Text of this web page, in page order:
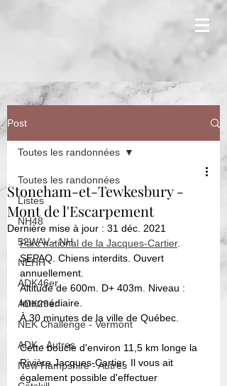
Post
Toutes les randonnées
Listes
NH48
52WAV - NH
NEHH
ADK46er
ADK29er
NEK Challenge - Vermont
ADK - Autres
New Hampshire - Autres
Toutes les randonnées
Stoneham-et-Tewkesbury -
Mont de l'Escarpement
Dernière mise à jour : 31 déc. 2021
Parc national de la Jacques-Cartier.
SEPAQ. Chiens interdits. Ouvert
annuellement.
Altitude de 600m. D+ 403m. Niveau :
Intermédiaire.
À 30 minutes de la ville de Québec.
Cette boucle d'environ 11,5 km longe la
Rivière Jacques-Cartier. Il vous ait
également possible d'effectuer